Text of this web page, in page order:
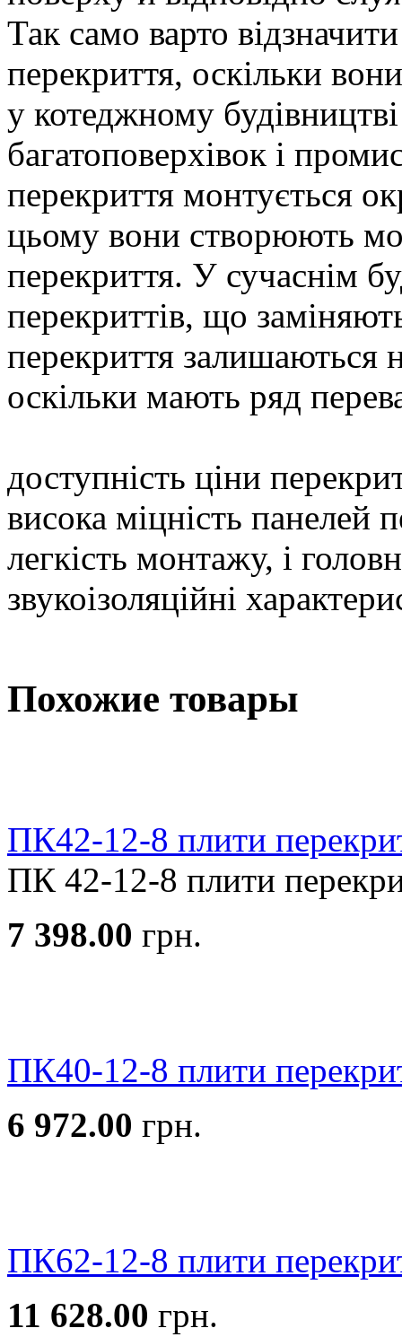
Так само варто
перекриття, оскільки
у котеджному будівництві
багатоповерхівок і
перекриття монтується
цьому вони створюють
перекриття. У сучаснім
перекриттів, що
перекриття
оскільки мають ряд
доступність ціни
висока міцність панелей
легкість монтажу, і
звукоізоляційні
Похожие товары
ПК42-12-8 плити
ПК 42-12-8 плити
7 398.00 грн.
ПК40-12-8 плити
6 972.00 грн.
ПК62-12-8 плити
11 628.00 грн.